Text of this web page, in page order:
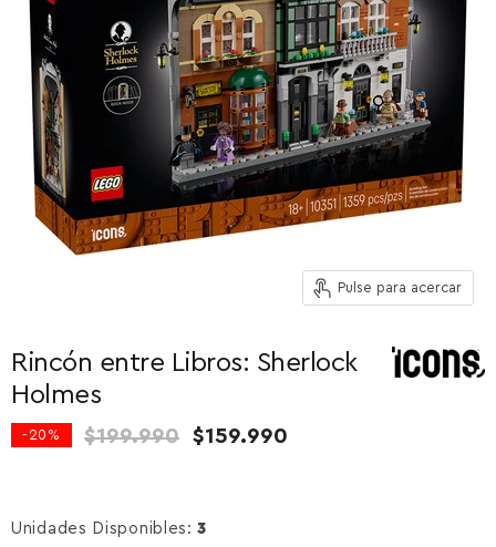
Pulse para acercar
Rincón entre Libros: Sherlock
Holmes
- 20 % Precio original
$199.990 Precio actual
$159.990
Unidades Disponibles:3